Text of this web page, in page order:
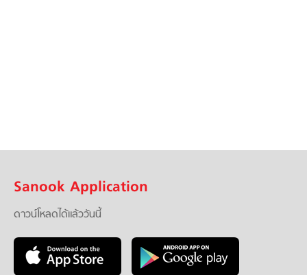
Sanook Application
ดาวน์โหลดได้แล้ววันนี้